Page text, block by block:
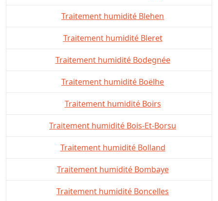
Traitement humidité Blehen
Traitement humidité Bleret
Traitement humidité Bodegnée
Traitement humidité Boëlhe
Traitement humidité Boirs
Traitement humidité Bois-Et-Borsu
Traitement humidité Bolland
Traitement humidité Bombaye
Traitement humidité Boncelles